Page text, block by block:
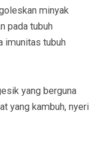
minyak
pada tubuh
imunitas tubuh
yang berguna
yang kambuh, nyeri